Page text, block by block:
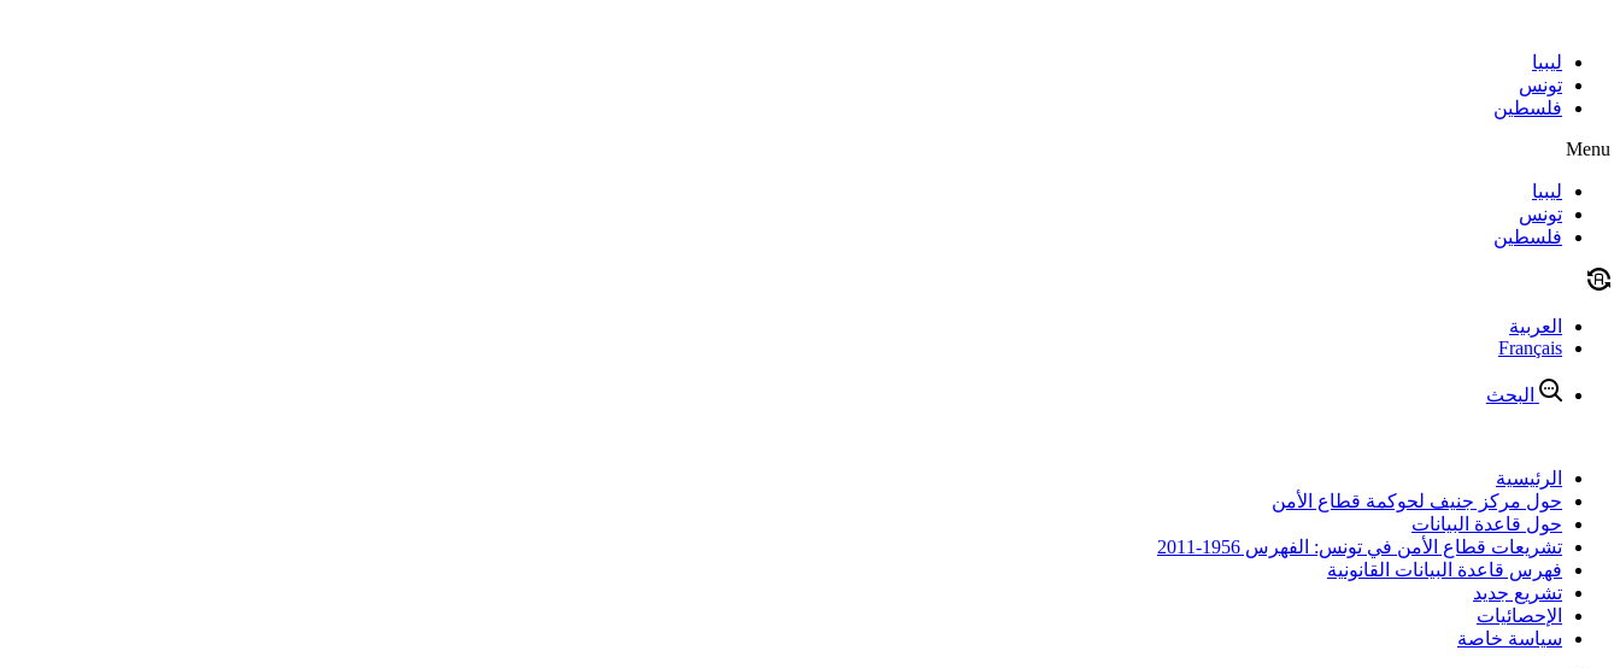
contentليبيا
تونس
فلسطين
Menu
ليبيا
تونس
فلسطين
العربية
Français
البحث
الرئيسية
حول مركز جنيف لحوكمة قطاع الأمن
حول قاعدة البيانات
تشريعات قطاع الأمن في تونس: الفهرس 1956-2011
فهرس قاعدة البيانات القانونية
تشريع جديد
الإحصائيات
سياسة خاصة